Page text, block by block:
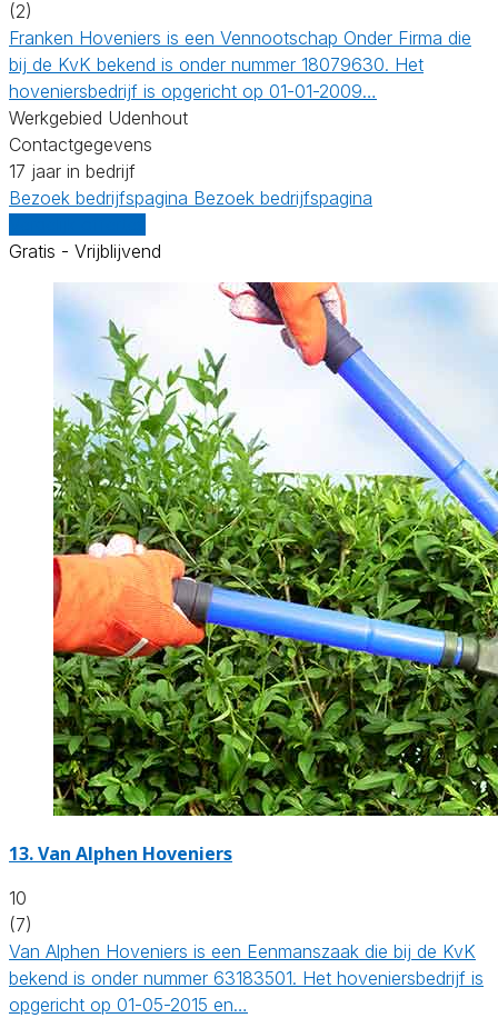
(2)
Franken Hoveniers is een Vennootschap Onder Firma die
bij de KvK bekend is onder nummer 18079630. Het
hoveniersbedrijf is opgericht op 01-01-2009…
Werkgebied Udenhout
Contactgegevens
17 jaar in bedrijf
Bezoek bedrijfspagina Bezoek bedrijfspagina
Gratis - Vrijblijvend
13.Van Alphen Hoveniers
10
(7)
Van Alphen Hoveniers is een Eenmanszaak die bij de KvK
bekend is onder nummer 63183501. Het hoveniersbedrijf is
opgericht op 01-05-2015 en…